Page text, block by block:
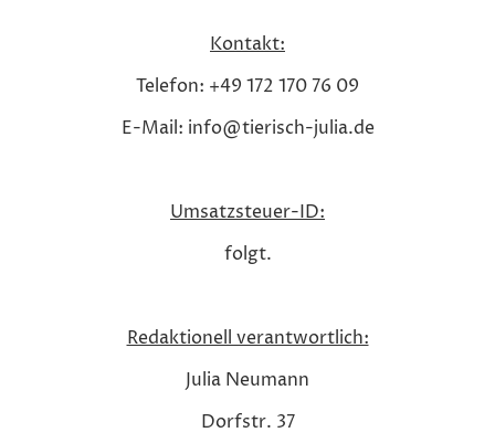
Kontakt:
Telefon: +49 172 170 76 09
E-Mail: info@tierisch-julia.de
Umsatzsteuer-ID:
folgt.
Redaktionell verantwortlich:
Julia Neumann
Dorfstr. 37